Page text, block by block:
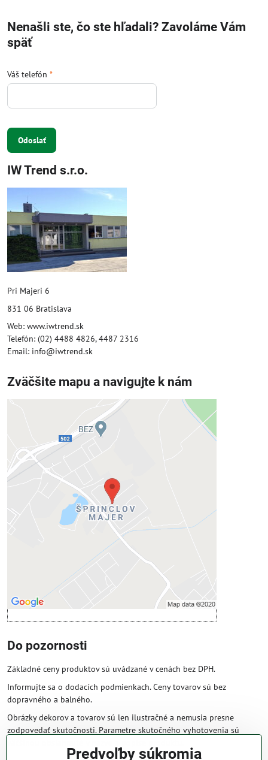
Nenašli ste, čo ste hľadali? Zavoláme Vám
späť
Váš telefón *
Odoslať
IW Trend s.r.o.
Pri Majeri 6
831 06 Bratislava
Web: www.iwtrend.sk
Telefón: (02) 4488 4826, 4487 2316
Email: info@iwtrend.sk
Zväčšite mapu a navigujte k nám
Externý obsah je blokovaný
Prajete si načítať externý obsah?
Povoliť tentokrát
Povoliť a zapamätať - súhlas s druhom
cookie: Funkčné
Otvoriť obsah v novom okne
Do pozornosti
Základné ceny produktov sú uvádzané v cenách bez DPH.
Informujte sa o dodacích podmienkach. Ceny tovarov sú bez
dopravného a balného.
Obrázky dekorov a tovarov sú len ilustračné a nemusia presne
zodpovedať skutočnosti. Parametre skutočného vyhotovenia sú
Predvoľby súkromia